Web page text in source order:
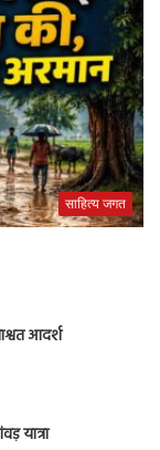
साहित्य जगत
आदर्श
यात्रा